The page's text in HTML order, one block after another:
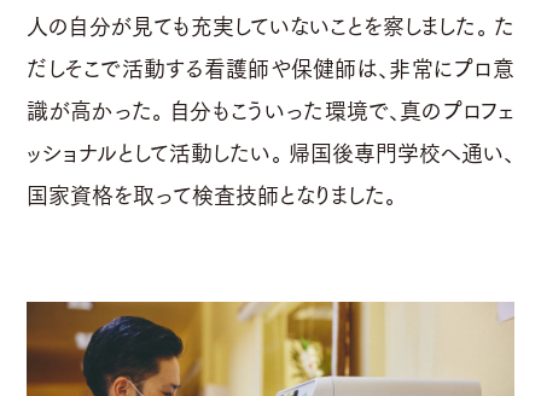
人の自分が見ても充実していないことを察しました。 た
だしそこで活動する看護師や保健師は、非常にプロ意
識が高かった。 自分もこういった環境で、真のプロフェ
ッショナルとして活動したい。 帰国後専門学校へ通い、
国家資格を取って検査技師となりました。